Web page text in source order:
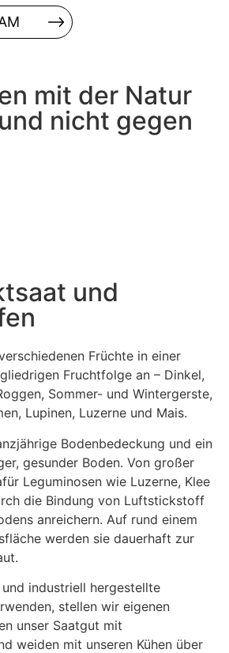
mit der Natur
nicht gegen
und
Früchte in ei­ner
Fruchtfolge an­ – Dinkel,
Sommer- und Wintergerste,
Lupinen, Luzerne und Mais.
Bodenbedeckung und ein
gesunder Boden. Von großer
Leguminosen wie Luzerne, Klee
die Bindung von Luftstickstoff
an­rei­chern. Auf rund einem
wer­den sie dau­er­haft zur
in­du­stri­ell her­ge­stell­te
stellen wir eigenen
unser Saatgut mit
weiden mit unseren Kühen über